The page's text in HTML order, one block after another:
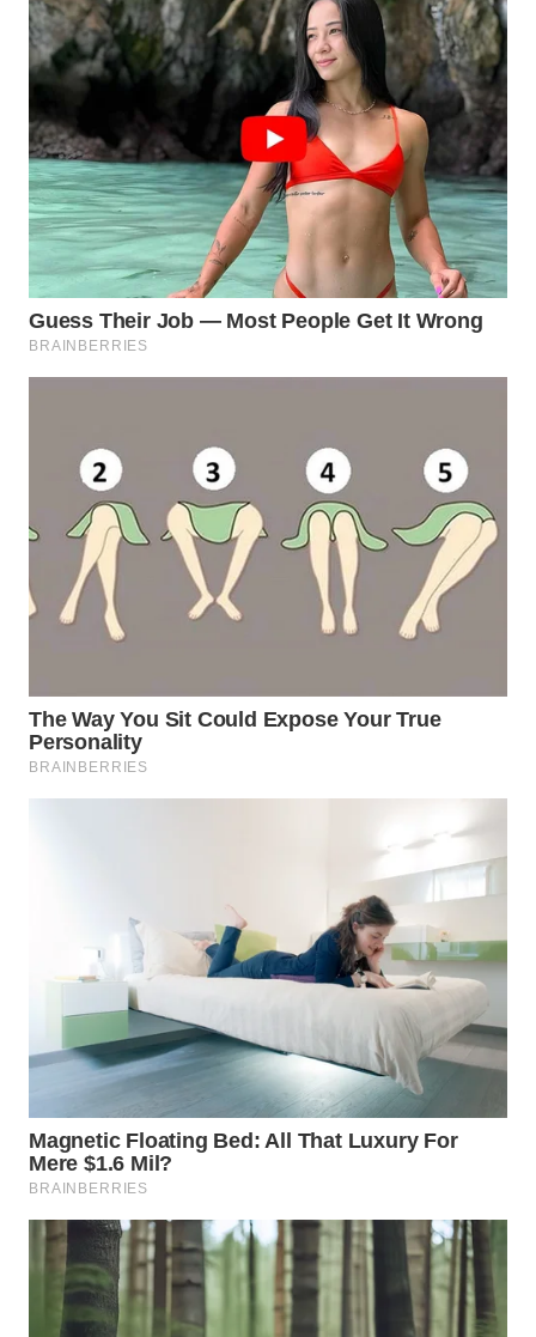
BINTAN
WN
WN
LIKUPANG
WN
LABUANBAJO
WN
WAHANA
NEWS
WAHANA
ADVOKAT
WAHANA
WAHANA
WAHANA
TRAVEL
WAHANA
TV
WAHANANEWS
ID
WAHANANEWS